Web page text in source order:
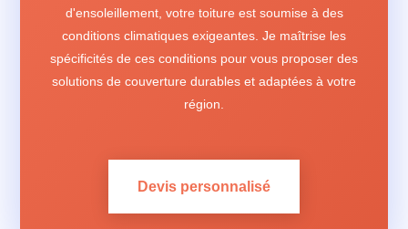
d'ensoleillement, votre toiture est soumise à des
conditions climatiques exigeantes. Je maîtrise les
spécificités de ces conditions pour vous proposer des
solutions de couverture durables et adaptées à votre
région.
Devis personnalisé